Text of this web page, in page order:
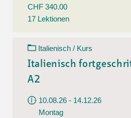
CHF 340.00
17 Lektionen
Italienisch / Kurs
Italienisch
A2
10.08.26 - 14.12.26
Montag